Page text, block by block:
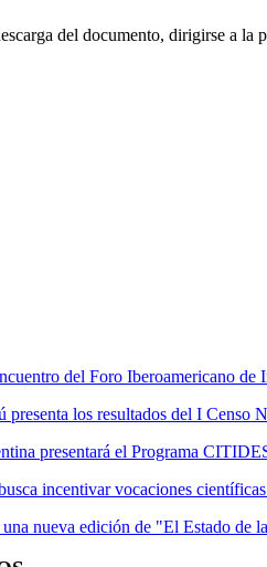
del documento, dirigirse a la
del Foro Iberoamericano de
los resultados del I Censo
presentará el Programa
incentivar vocaciones
nueva edición de "El Estado de